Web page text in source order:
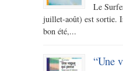
Le
juillet-août) est sortie.
bon été,...
“Une